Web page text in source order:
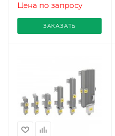
Цена по запросу
ЗАКАЗАТЬ